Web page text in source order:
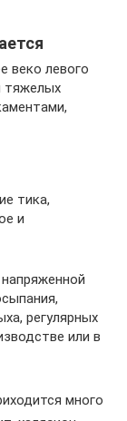
веко левого
тяжелых
тика,
и
регулярных
или в
много